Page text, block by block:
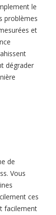
le
problèmes
et
dégrader
de
Vous
ces
facilement